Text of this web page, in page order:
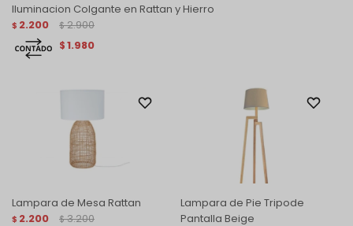
Iluminacion Colgante en Rattan y Hierro
$ 2.200 $ 2.900
$1.980
Lampara de Mesa Rattan
$ 2.200 $ 3.200
Lampara de Pie Tripode
Pantalla Beige